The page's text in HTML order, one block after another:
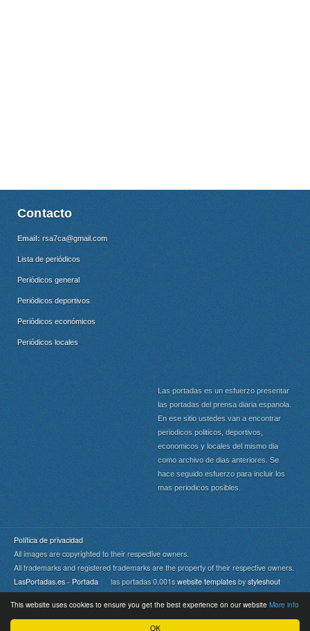
OK
This website uses cookies to ensure you get the best experience on our website More info
Contacto
Email: rsa7ca@gmail.com
Lista de periódicos
Periódicos general
Periódicos deportivos
Periódicos económicos
Periódicos locales
Las portadas es un esfuerzo presentar
las portadas del prensa diaria espanola.
En ese sitio ustedes van a encontrar
periodicos politicos, deportivos,
economicos y locales del mismo dia
como archivo de dias anteriores. Se
hace seguido esfuerzo para incluir los
mas periodicos posibles.
Política de privacidad
All images are copyrighted to their respective owners.
All trademarks and registered trademarks are the property of their respective owners.
LasPortadas.es - Portada las portadas 0.001s website templates by styleshout